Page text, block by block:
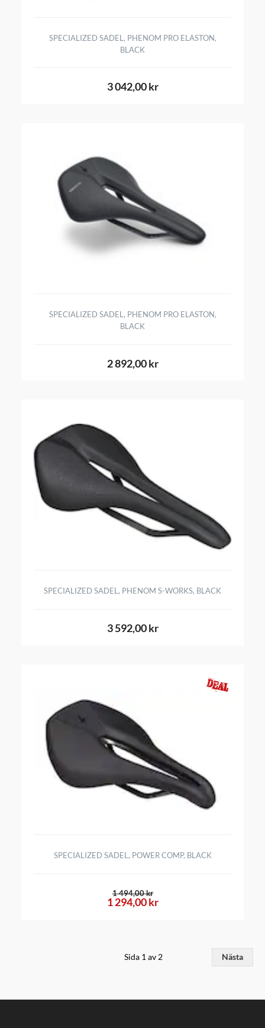
SPECIALIZED SADEL, PHENOM PRO ELASTON,
BLACK
3 042,00 kr
SPECIALIZED SADEL, PHENOM PRO ELASTON,
BLACK
2 892,00 kr
SPECIALIZED SADEL, PHENOM S-WORKS, BLACK
3 592,00 kr
SPECIALIZED SADEL, POWER COMP, BLACK
1 294,00 kr
1 494,00 kr
Sida 1 av 2 Nästa